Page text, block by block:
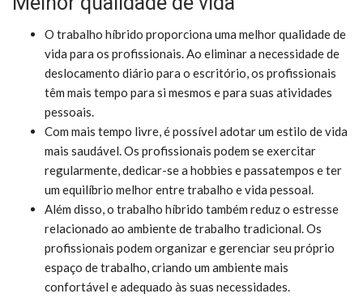
O trabalho híbrido proporciona uma melhor qualidade de
vida para os profissionais. Ao eliminar a necessidade de
deslocamento diário para o escritório, os profissionais
têm mais tempo para si mesmos e para suas atividades
pessoais.
Com mais tempo livre, é possível adotar um estilo de vida
mais saudável. Os profissionais podem se exercitar
regularmente, dedicar-se a hobbies e passatempos e ter
um equilíbrio melhor entre trabalho e vida pessoal.
Além disso, o trabalho híbrido também reduz o estresse
relacionado ao ambiente de trabalho tradicional. Os
profissionais podem organizar e gerenciar seu próprio
espaço de trabalho, criando um ambiente mais
confortável e adequado às suas necessidades.